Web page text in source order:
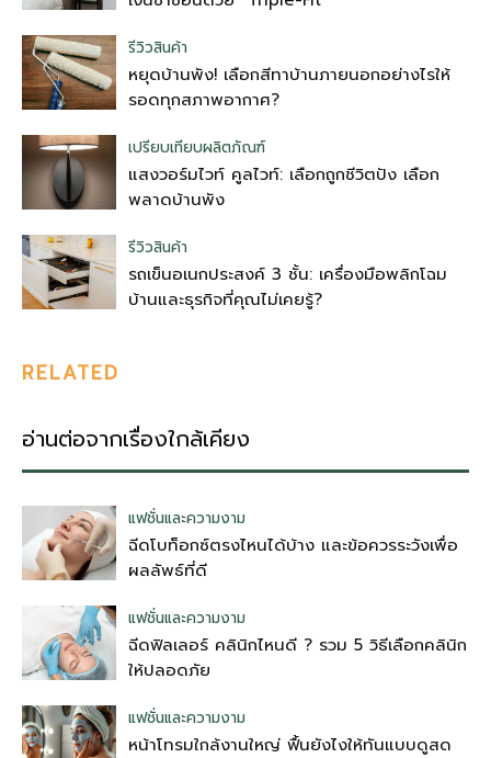
รีวิวสินค้า
หยุดบ้านพัง! เลือกสีทาบ้านภายนอกอย่างไรให้
รอดทุกสภาพอากาศ?
เปรียบเทียบผลิตภัณฑ์
แสงวอร์มไวท์ คูลไวท์: เลือกถูกชีวิตปัง เลือก
พลาดบ้านพัง
รีวิวสินค้า
รถเข็นอเนกประสงค์ 3 ชั้น: เครื่องมือพลิกโฉม
บ้านและธุรกิจที่คุณไม่เคยรู้?
RELATED
อ่านต่อจากเรื่องใกล้เคียง
แฟชั่นและความงาม
ฉีดโบท็อกซ์ตรงไหนได้บ้าง และข้อควรระวังเพื่อ
ผลลัพธ์ที่ดี
แฟชั่นและความงาม
ฉีดฟิลเลอร์ คลินิกไหนดี ? รวม 5 วิธีเลือกคลินิก
ให้ปลอดภัย
แฟชั่นและความงาม
หน้าโทรมใกล้งานใหญ่ ฟื้นยังไงให้ทันแบบดูสด